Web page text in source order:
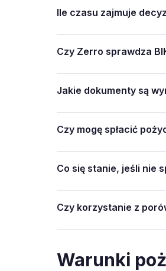
Ile czasu zajmuje
Czy Zerro sprawdza
Jakie dokumenty są
Czy mogę spłacić
Co się stanie, jeśli nie
Czy korzystanie z
Warunki